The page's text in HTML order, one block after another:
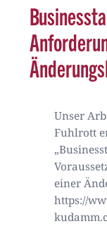
Unser
Fuhlrott
einer
https://